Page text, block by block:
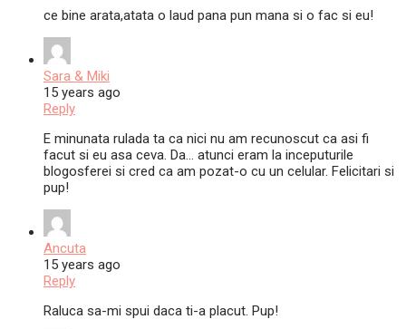
ce bine arata,atata o laud pana pun mana si o fac si eu!
Sara & Miki
15 years ago
Reply
E minunata rulada ta ca nici nu am recunoscut ca asi fi
facut si eu asa ceva. Da… atunci eram la inceputurile
blogosferei si cred ca am pozat-o cu un celular. Felicitari si
pup!
Ancuta
15 years ago
Reply
Raluca sa-mi spui daca ti-a placut. Pup!